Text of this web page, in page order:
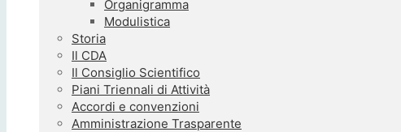
Organigramma
Modulistica
Storia
Il CDA
Il Consiglio Scientifico
Piani Triennali di Attività
Accordi e convenzioni
Amministrazione Trasparente